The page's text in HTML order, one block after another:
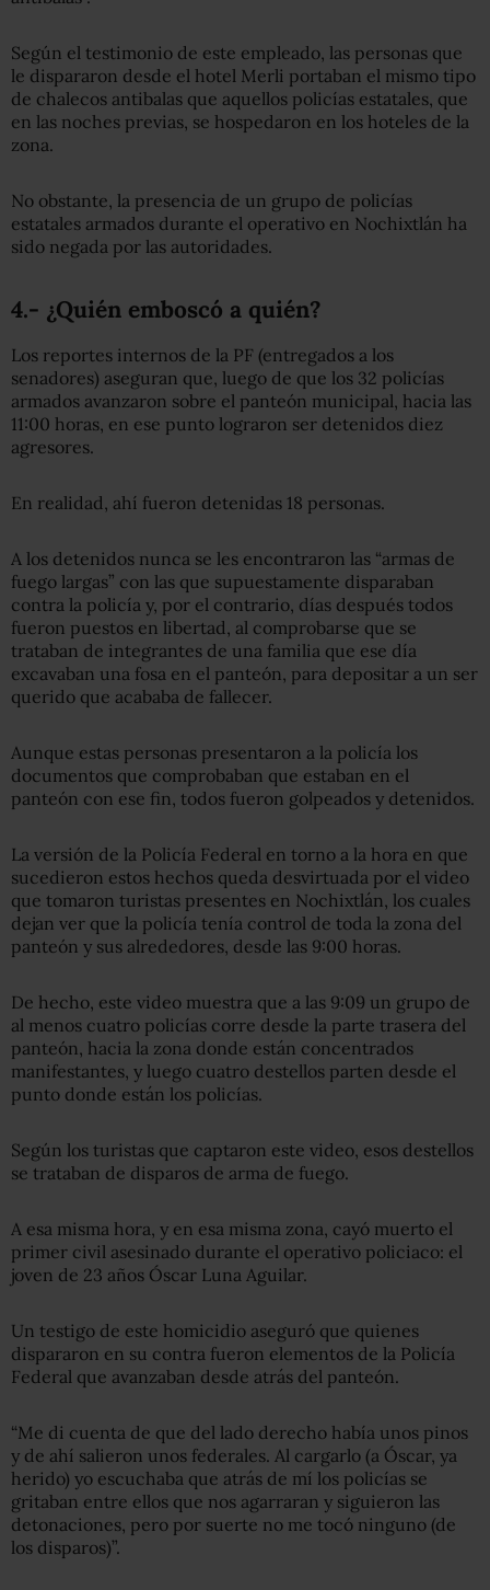
Según el testimonio de este empleado, las personas que
le dispararon desde el hotel Merli portaban el mismo tipo
de chalecos antibalas que aquellos policías estatales, que
en las noches previas, se hospedaron en los hoteles de la
zona.
No obstante, la presencia de un grupo de policías
estatales armados durante el operativo en Nochixtlán ha
sido negada por las autoridades.
4.- ¿Quién emboscó a quién?
Los reportes internos de la PF (entregados a los
senadores) aseguran que, luego de que los 32 policías
armados avanzaron sobre el panteón municipal, hacia las
11:00 horas, en ese punto lograron ser detenidos diez
agresores.
En realidad, ahí fueron detenidas 18 personas.
A los detenidos nunca se les encontraron las “armas de
fuego largas” con las que supuestamente disparaban
contra la policía y, por el contrario, días después todos
fueron puestos en libertad, al comprobarse que se
trataban de integrantes de una familia que ese día
excavaban una fosa en el panteón, para depositar a un ser
querido que acababa de fallecer.
Aunque estas personas presentaron a la policía los
documentos que comprobaban que estaban en el
panteón con ese fin, todos fueron golpeados y detenidos.
La versión de la Policía Federal en torno a la hora en que
sucedieron estos hechos queda desvirtuada por el video
que tomaron turistas presentes en Nochixtlán, los cuales
dejan ver que la policía tenía control de toda la zona del
panteón y sus alrededores, desde las 9:00 horas.
De hecho, este video muestra que a las 9:09 un grupo de
al menos cuatro policías corre desde la parte trasera del
panteón, hacia la zona donde están concentrados
manifestantes, y luego cuatro destellos parten desde el
punto donde están los policías.
Según los turistas que captaron este video, esos destellos
se trataban de disparos de arma de fuego.
A esa misma hora, y en esa misma zona, cayó muerto el
primer civil asesinado durante el operativo policiaco: el
joven de 23 años Óscar Luna Aguilar.
Un testigo de este homicidio aseguró que quienes
dispararon en su contra fueron elementos de la Policía
Federal que avanzaban desde atrás del panteón.
“Me di cuenta de que del lado derecho había unos pinos
y de ahí salieron unos federales. Al cargarlo (a Óscar, ya
herido) yo escuchaba que atrás de mí los policías se
gritaban entre ellos que nos agarraran y siguieron las
detonaciones, pero por suerte no me tocó ninguno (de
los disparos)”.